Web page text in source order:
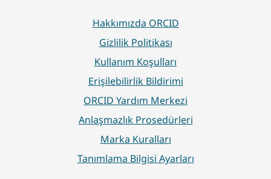
Hakkımızda ORCID
Gizlilik Politikası
Kullanım Koşulları
Erişilebilirlik Bildirimi
ORCID Yardım Merkezi
Anlaşmazlık Prosedürleri
Marka Kuralları
Tanımlama Bilgisi Ayarları